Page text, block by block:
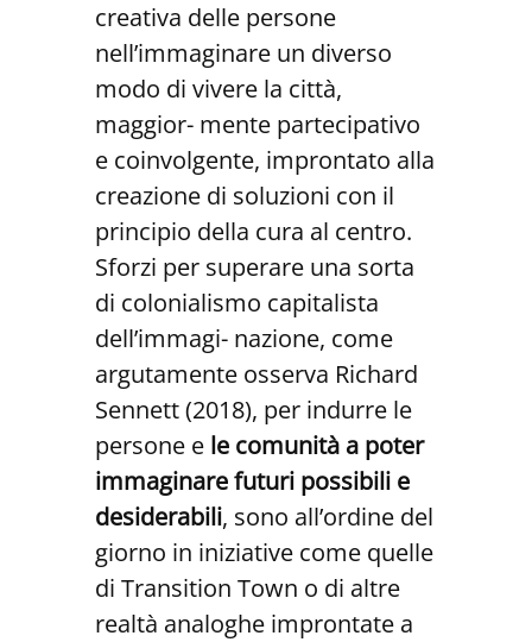
creativa delle persone
nell’immaginare un diverso
modo di vivere la città,
maggior- mente partecipativo
e coinvolgente, improntato alla
creazione di soluzioni con il
principio della cura al centro.
Sforzi per superare una sorta
di colonialismo capitalista
dell’immagi- nazione, come
argutamente osserva Richard
Sennett (2018), per indurre le
persone e le comunità a poter
immaginarefuturi possibili e
desiderabili, sono all’ordine del
giorno in iniziative come quelle
di Transition Town o di altre
realtà analoghe improntate a